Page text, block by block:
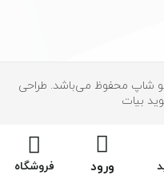
شاپ محفوظ می‌باشد. طراحی
بیات
ورود فروشگاه